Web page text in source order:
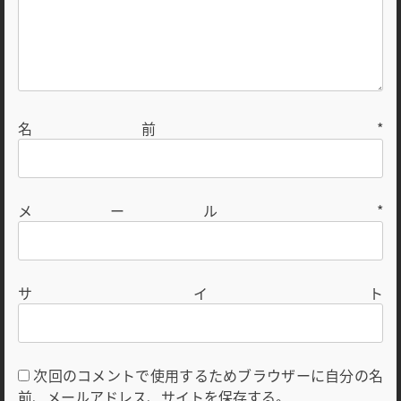
名前 *
メール *
サイト
次回のコメントで使用するためブラウザーに自分の名
前、メールアドレス、サイトを保存する。